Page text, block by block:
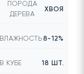
ПОРОДА
ДЕРЕВА
ХВОЯ
ВЛАЖНОСТЬ 8-12%
В КУБЕ 18 ШТ.